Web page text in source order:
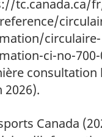
tc.canada.ca/
circulaire-
ci-no-700-
consultation
2026).
Canada